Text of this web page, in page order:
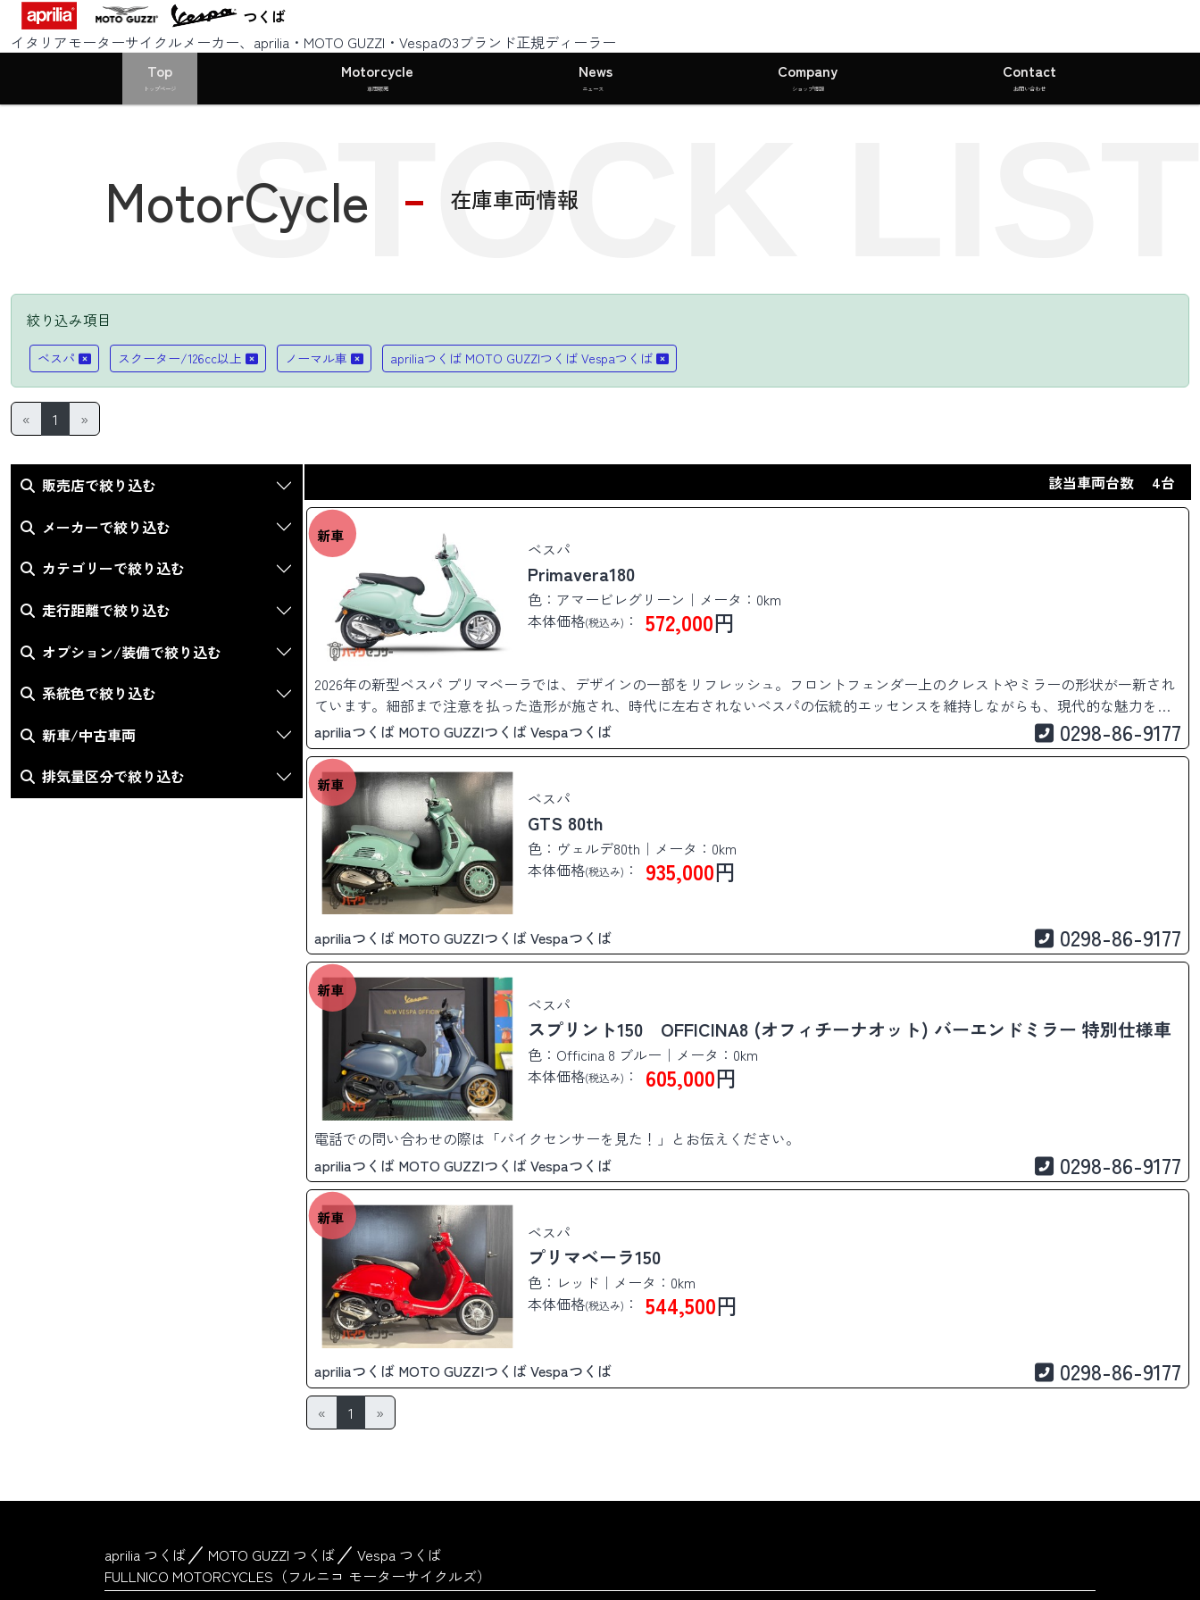
つくば
イタリアモーターサイクルメーカー、aprilia・MOTO GUZZI・Vespaの3ブランド正規ディーラー
Top
トップページ
Motorcycle
車両販売
News
ニュース
Company
ショップ情報
Contact
お問い合わせ
MotorCycle 在庫車両情報
STOCK LIST
絞り込み項目
ベスパ スクーター/126cc以上 ノーマル車 apriliaつくば MOTO GUZZIつくば Vespaつくば
« 1 »
該当車両台数 4台
新車
ベスパ
Primavera180
色：アマービレグリーン｜メータ：0km
本体価格(税込み) ： 572,000円
2026年の新型ベスパ プリマベーラでは、デザインの一部をリフレッシュ。フロントフェンダー上のクレストやミラーの形状が一新され
ています。細部まで注意を払った造形が施され、時代に左右されないベスパの伝統的エッセンスを維持しながらも、現代的な魅力をさ
らに高めています。
apriliaつくば MOTO GUZZIつくば Vespaつくば 0298-86-9177
新車
ベスパ
GTS 80th
色：ヴェルデ80th｜メータ：0km
本体価格(税込み) ： 935,000円
apriliaつくば MOTO GUZZIつくば Vespaつくば 0298-86-9177
新車
ベスパ
スプリント150 OFFICINA8 (オフィチーナオット) バーエンドミラー 特別仕様車
色：Officina 8 ブルー｜メータ：0km
本体価格(税込み) ： 605,000円
電話での問い合わせの際は「バイクセンサーを見た！」とお伝えください。
apriliaつくば MOTO GUZZIつくば Vespaつくば
0298-86-9177
新車
ベスパ
プリマベーラ150
色：レッド｜メータ：0km
本体価格(税込み) ： 544,500円
apriliaつくば MOTO GUZZIつくば Vespaつくば 0298-86-9177
« 1 »
販売店で絞り込む
メーカーで絞り込む
カテゴリーで絞り込む
走行距離で絞り込む
オプション/装備で絞り込む
系統色で絞り込む
新車/中古車両
排気量区分で絞り込む
aprilia つくば MOTO GUZZI つくば
Vespa つくば
FULLNICO MOTORCYCLES（フルニコ モーターサイクルズ）